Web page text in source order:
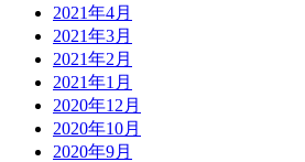
2021年4月
2021年3月
2021年2月
2021年1月
2020年12月
2020年10月
2020年9月